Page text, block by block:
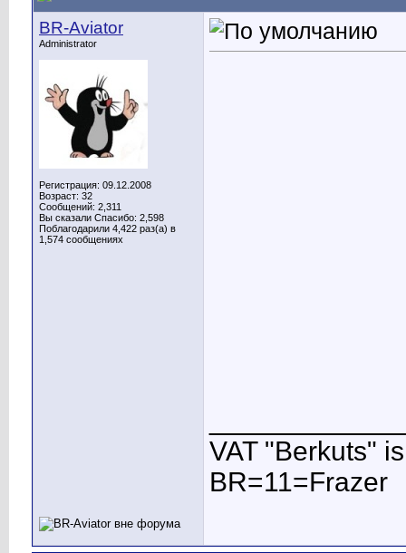
BR-Aviator
Administrator
Регистрация: 09.12.2008
Возраст: 32
Сообщений: 2,311
Вы сказали Спасибо: 2,598
Поблагодарили 4,422 раз(а) в
1,574 сообщениях
VAT "Berkuts"
BR=11=Frazer